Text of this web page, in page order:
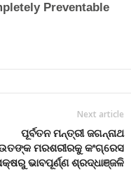
Next article
ପୂର୍ବତନ ମନ୍ତ୍ରୀ ଜଗନ୍ନାଥ
ମରଶରୀରକୁ କଂଗ୍ରେସ
ଭାବପୂର୍ଣ୍ଣ ଶ୍ରଦ୍ଧାଞ୍ଜଳି